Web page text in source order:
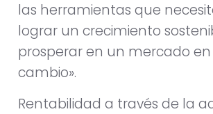
las herramientas que
lograr un crecimiento
prosperar en un mercado
cambio».
Rentabilidad a través de la